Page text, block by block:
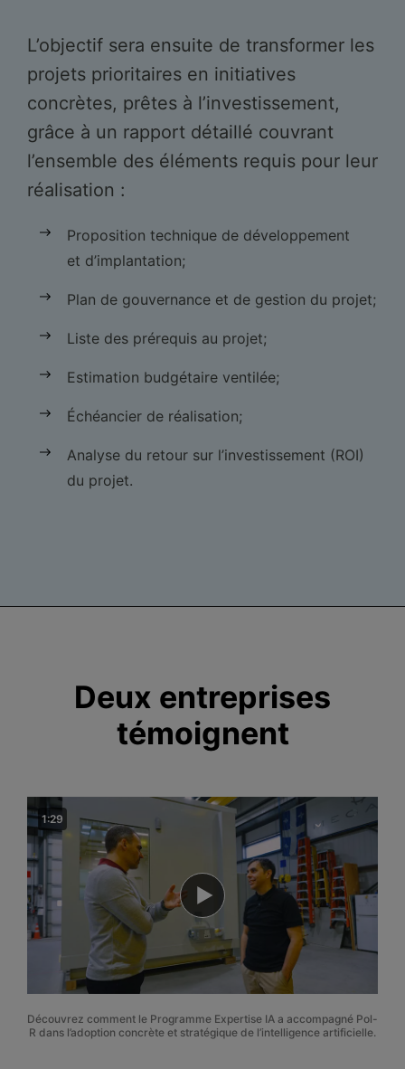
L’objectif sera ensuite de transformer les
projets prioritaires en initiatives
concrètes, prêtes à l’investissement,
grâce à un rapport détaillé couvrant
l’ensemble des éléments requis pour leur
réalisation :
Proposition technique de développement
et d’implantation;
Plan de gouvernance et de gestion du projet;
Liste des prérequis au projet;
Estimation budgétaire ventilée;
Échéancier de réalisation;
Analyse du retour sur l’investissement (ROI)
du projet.
Deux entreprises
témoignent
1:29
Découvrez comment le Programme Expertise IA a accompagné Pol-
R dans l’adoption concrète et stratégique de l’intelligence artificielle.